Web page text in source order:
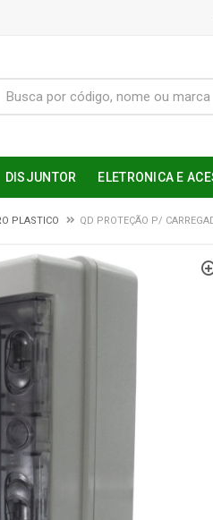
DISJUNTOR ELETRONICA E
PLASTICO QD PROTEÇÃO P/